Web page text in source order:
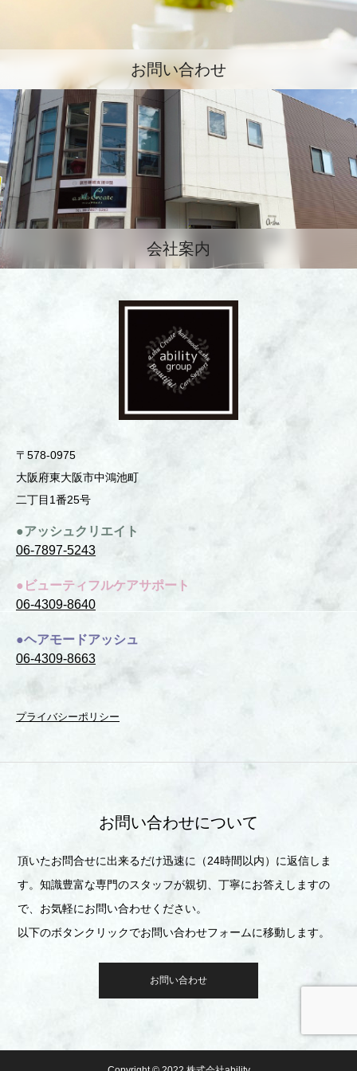
お問い合わせ
会社案内
〒578-0975
⼤阪府東⼤阪市中鴻池町
⼆丁⽬1番25号
●アッシュクリエイト
06-7897-5243
●ビューティフルケアサポート
06-4309-8640
●ヘアモードアッシュ
06-4309-8663
プライバシーポリシー
お問い合わせについて
頂いたお問合せに出来るだけ迅速に（24時間以内）に返信しま
す。知識豊富な専門のスタッフが親切、丁寧にお答えしますの
で、お気軽にお問い合わせください。
以下のボタンクリックでお問い合わせフォームに移動します。
お問い合わせ